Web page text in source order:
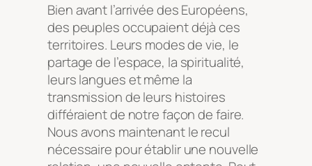
Bien avant l’arrivée des Européens,
des peuples occupaient déjà ces
territoires. Leurs modes de vie, le
partage de l’espace, la spiritualité,
leurs langues et même la
transmission de leurs histoires
différaient de notre façon de faire.
Nous avons maintenant le recul
nécessaire pour établir une nouvelle